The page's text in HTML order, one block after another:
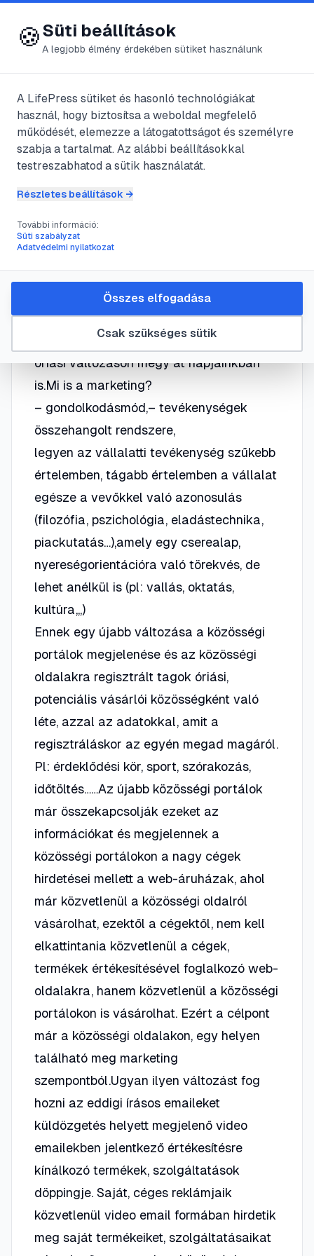
😍 LifePress
@bm4505
2023. május 14. 5perc olvasás
Mutasd, mond,
kattints
#email
A hagyományos marketing, ami az elmúlt
időszakig az írott és a média világára
terjedt ki, az internet megjelenésével
óriási változáson megy át napjainkban
is.Mi is a marketing?
– gondolkodásmód,– tevékenységek
összehangolt rendszere,
legyen az vállalatti tevékenység szűkebb
értelemben, tágabb értelemben a vállalat
egésze a vevőkkel való azonosulás
(filozófia, pszichológia, eladástechnika,
piackutatás…),amely egy cserealap,
nyereségorientációra való törekvés, de
lehet anélkül is (pl: vallás, oktatás,
kultúra,,,)
Ennek egy újabb változása a közösségi
portálok megjelenése és az közösségi
oldalakra regisztrált tagok óriási,
potenciális vásárlói közösségként való
léte, azzal az adatokkal, amit a
regisztráláskor az egyén megad magáról.
Pl: érdeklődési kör, sport, szórakozás,
időtöltés……Az újabb közösségi portálok
már összekapcsolják ezeket az
információkat és megjelennek a
közösségi portálokon a nagy cégek
hirdetései mellett a web-áruházak, ahol
már közvetlenül a közösségi oldalról
vásárolhat, ezektől a cégektől, nem kell
elkattintania közvetlenül a cégek,
termékek értékesítésével foglalkozó web-
oldalakra, hanem közvetlenül a közösségi
portálokon is vásárolhat. Ezért a célpont
már a közösségi oldalakon, egy helyen
található meg marketing
szempontból.Ugyan ilyen változást fog
hozni az eddigi írásos emaileket
küldözgetés helyett megjelenő video
emailekben jelentkező értékesítésre
kínálkozó termékek, szolgáltatások
döppingje. Saját, céges reklámjaik
közvetlenül video email formában hirdetik
meg saját termékeiket, szolgáltatásaikat
🍪Süti beállítások
A legjobb élmény érdekében sütiket használunk
A LifePress sütiket és hasonló technológiákat
használ, hogy biztosítsa a weboldal megfelelő
működését, elemezze a látogatottságot és személyre
szabja a tartalmat. Az alábbi beállításokkal
testreszabhatod a sütik használatát.
Részletes beállítások →
További információ:
Süti szabályzat
Adatvédelmi nyilatkozat
Csak szükséges sütik
Összes elfogadása